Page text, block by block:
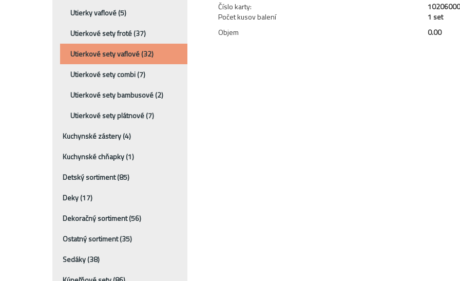
Utierky vaflové(5)
Utierkové sety froté(37)
Utierkové sety vaflové(32)
Utierkové sety combi(7)
Utierkové sety bambusové(2)
Utierkové sety plátnové(7)
Kuchynské zástery(4)
Kuchynské chňapky(1)
Detský sortiment(85)
Deky(17)
Dekoračný sortiment(56)
Ostatný sortiment(35)
Sedáky(38)
Číslo karty:
Počet kusov balení
1 set
Objem
0.00